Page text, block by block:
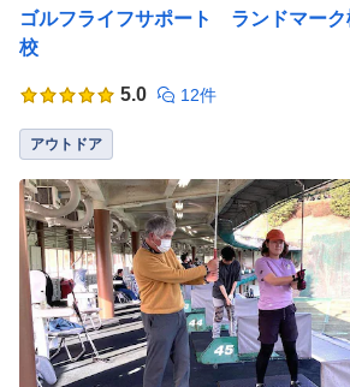
ゴルフライフサポート ランドマーク
校
5.0 12件
アウトドア